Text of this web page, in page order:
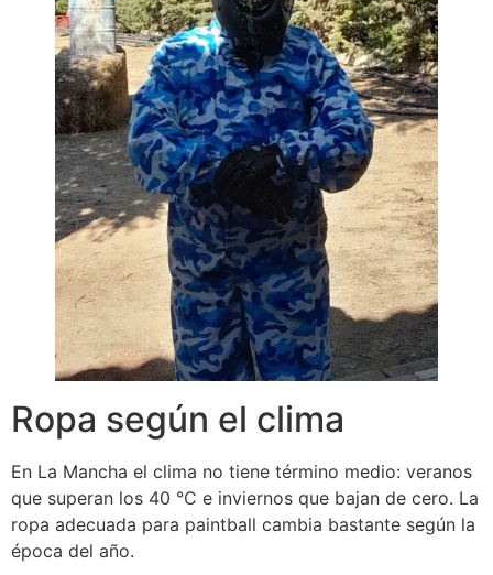
Ropa según el clima
En La Mancha el clima no tiene término medio: veranos
que superan los 40 °C e inviernos que bajan de cero. La
ropa adecuada para paintball cambia bastante según la
época del año.